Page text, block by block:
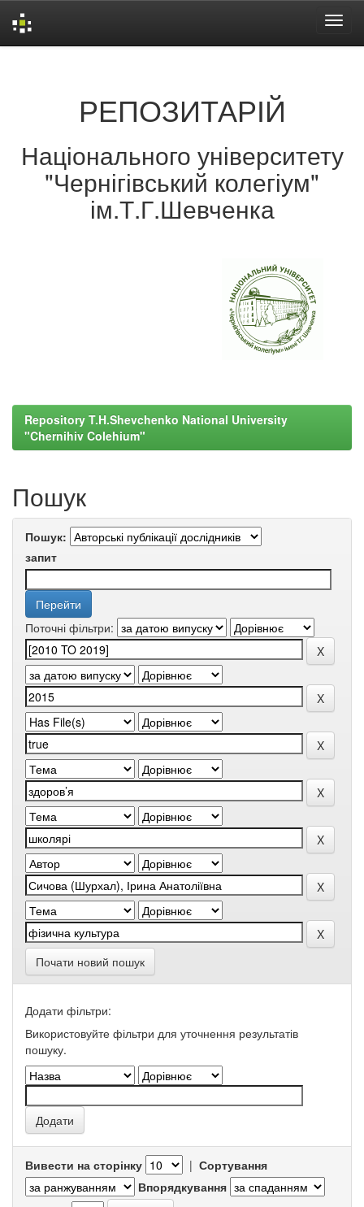
РЕПОЗИТАРІЙ
Національного університету
"Чернігівський колегіум"
ім.Т.Г.Шевченка
Repository T.H.Shevchenko National University
"Chernihiv Colehium"
Пошук
Пошук:
запит
Поточні фільтри:
Почати новий пошук
Додати фільтри:
Використовуйте фільтри для уточнення результатів
пошуку.
Вивести на сторінку | Сортування
Впорядкування